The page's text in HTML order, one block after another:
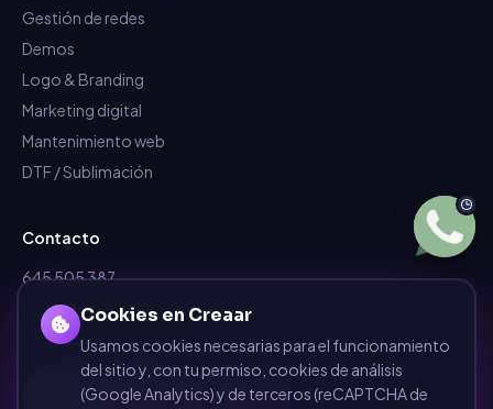
Gestión de redes
Demos
Logo & Branding
Marketing digital
Mantenimiento web
DTF / Sublimación
Contacto
645 505 387
info@dependalium.com
Mataró(Barcelona)
Déjanos tu reseña en Google
Cookies en Creaar
Usamos cookies necesarias para el funcionamiento
del sitio y, con tu permiso, cookies de análisis
(Google Analytics) y de terceros (reCAPTCHA de